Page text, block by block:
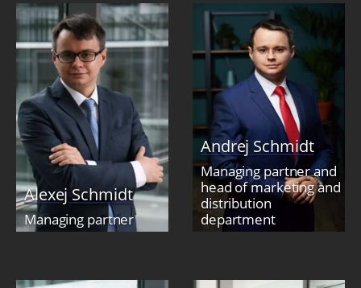
Alexej Schmidt
Managing partner
Andrej Schmidt
Managing partner and
head of marketing and
distribution
department